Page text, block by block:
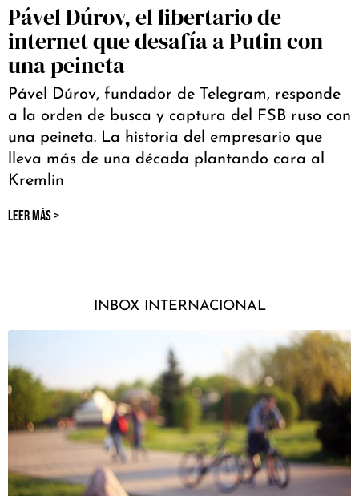
Pável Dúrov, el libertario de
internet que desafía a Putin con
una peineta
Pável Dúrov, fundador de Telegram, responde
a la orden de busca y captura del FSB ruso con
una peineta. La historia del empresario que
lleva más de una década plantando cara al
Kremlin
LEER MÁS >
INBOX INTERNACIONAL